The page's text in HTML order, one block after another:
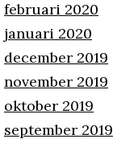
februari 2020
januari 2020
december 2019
november 2019
oktober 2019
september 2019